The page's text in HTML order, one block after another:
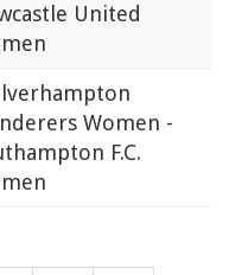
United
Women -
F.C.